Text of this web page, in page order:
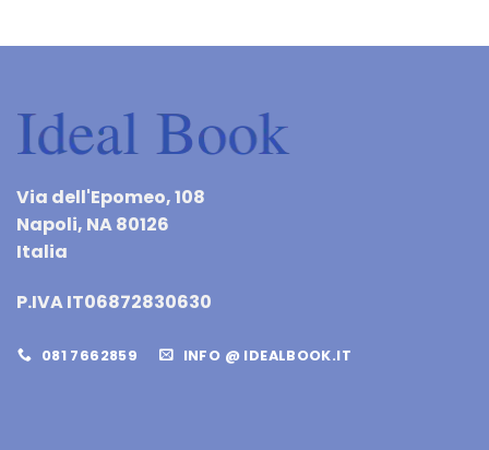
Via dell'Epomeo, 108
Napoli, NA 80126
Italia
P.IVA IT06872830630
081 7662859 INFO @ IDEALBOOK.IT